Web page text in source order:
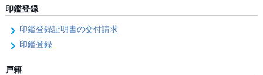
印鑑登録
印鑑登録証明書の交付請求
印鑑登録
戸籍